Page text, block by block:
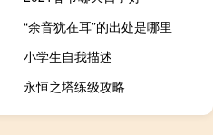
“余音犹在耳”的出处是哪里
小学生自我描述
永恒之塔练级攻略